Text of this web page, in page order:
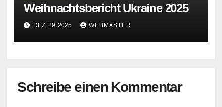
Weihnachtsbericht Ukraine 2025
DEZ. 29, 2025 WEBMASTER
Schreibe einen Kommentar